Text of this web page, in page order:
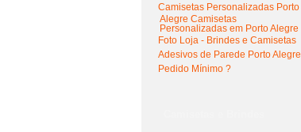
Camisetas Personalizadas Porto
Alegre Camisetas
Personalizadas em Porto Alegre
Foto Loja - Brindes e Camisetas
Adesivos de Parede Porto Alegre
Pedido Mínimo ?